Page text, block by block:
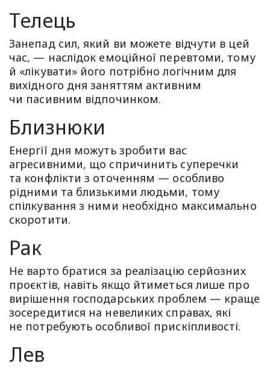
Телець
Занепад сил, який ви можете відчути в цей
час, — наслідок емоційної перевтоми, тому
й «лікувати» його потрібно логічним для
вихідного дня заняттям активним
чи пасивним відпочинком.
Близнюки
Енергії дня можуть зробити вас
агресивними, що спричинить суперечки
та конфлікти з оточенням — особливо
рідними та близькими людьми, тому
спілкування з ними необхідно максимально
скоротити.
Рак
Не варто братися за реалізацію серйозних
проєктів, навіть якщо йтиметься лише про
вирішення господарських проблем — краще
зосередитися на невеликих справах, які
не потребують особливої прискіпливості.
Лев